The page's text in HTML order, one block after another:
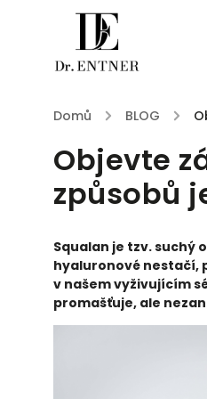
Domů / BLOG /
Objevte
způsobů
Squalan je tzv. suchý
hyaluronové nestačí,
v našem vyživujícím
promašťuje, ale